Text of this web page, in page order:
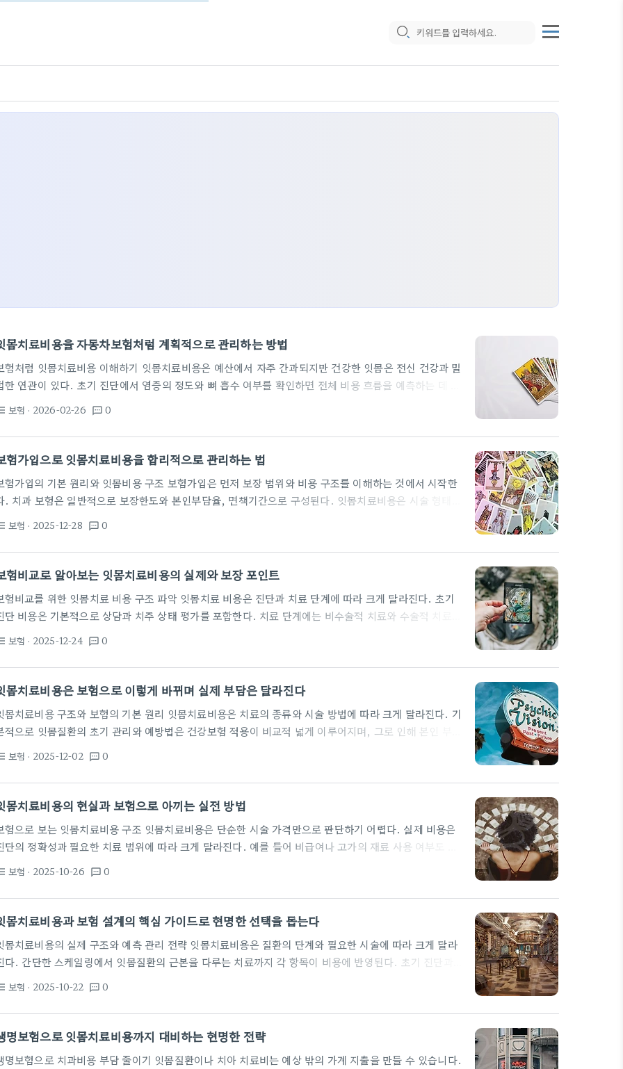
몸치료비용을 자동차보험처럼 계획적으로 관리하는 방법
험처럼 잇몸치료비용 이해하기 잇몸치료비용은 예산에서 자주 간과되지만 건강한 잇몸은 전신 건강과 밀
한 연관이 있다. 초기 진단에서 염증의 정도와 뼈 흡수 여부를 확인하면 전체 비용 흐름을 예측하는 데 도
자동차보험에서 보험료를 비교하듯 잇몸치료비용도 진료 항목별 보장 여부를 체크해야 한다. 면책기간이나
장 제외 항목은 실제 부담액을 크게 바꿀 수 있으므로 상담 시 명확한 견적을 받는 것이 중요하다. 또한 서
치과처럼 지역별 비용 차이가 존재하니 병원 선택 전 충분한…
보험 · 2026-02-26 textsms 0
험가입으로 잇몸치료비용을 합리적으로 관리하는 법
험가입의 기본 원리와 잇몸비용 구조 보험가입은 먼저 보장 범위와 비용 구조를 이해하는 것에서 시작한
. 치과 보험은 일반적으로 보장한도와 본인부담율, 면책기간으로 구성된다. 잇몸치료비용은 시술 형태에
시술까지 다양하다. 기본 치료와 수술적 치료의 비용 구조는 다르게 책정된다. 보험 적용 여부는 시술 종류
환자의 상태에 따라 달라지므로 사전 확인이 필요하다. 따라서 보험설계는 필요한 시술 가능성과 비용
감 효과를 동시에 고려해야 한다. 예산 계획을 세우고 진료비 영수증의 항목과 보장범위를 비교해 보아
보험 · 2025-12-28 textsms 0
험비교로 알아보는 잇몸치료비용의 실제와 보장 포인트
험비교를 위한 잇몸치료 비용 구조 파악 잇몸치료 비용은 진단과 치료 단계에 따라 크게 달라진다. 초기
단 비용은 기본적으로 상담과 치주 상태 평가를 포함한다. 치료 단계에는 비수술적 치료와 수술적 치료가
제공하므로 실제 본인 부담은 계획에 따라 크게 달라진다. 보험비교를 할 때는 치과보험금액의 차이를 확인
는 것이 중요하다. 일부 플랜은 스케일링과 루트 플래닝 같은 기본 치료를 보장하고, 잇몸 재생술은 제외
거나 한도가 낮을 수 있다. 또한 보험마다 연간 한도,…
보험 · 2025-12-24 textsms 0
몸치료비용은 보험으로 이렇게 바뀌며 실제 부담은 달라진다
몸치료비용 구조와 보험의 기본 원리 잇몸치료비용은 치료의 종류와 시술 방법에 따라 크게 달라진다. 기
적으로 잇몸질환의 초기 관리와 예방법은 건강보험 적용이 비교적 넓게 이루어지며, 그로 인해 본인 부담
나 기본적인 치주치료 등은 보험 적용으로 본인 부담이 상당히 낮아질 수 있다. 보험이 적용되는 범위는 시
유형과 건강보험의 보장 항목에 따라 달라지며, 시술마다 본인 부담률이 다를 수 있다. 또한 일부 고난이
시술은 초기 진료에서 비급여 항목이 포함될 수 있어 총…
보험 · 2025-12-02 textsms 0
몸치료비용의 현실과 보험으로 아끼는 실전 방법
험으로 보는 잇몸치료비용 구조 잇몸치료비용은 단순한 시술 가격만으로 판단하기 어렵다. 실제 비용은
단의 정확성과 필요한 치료 범위에 따라 크게 달라진다. 예를 들어 비급여나 고가의 재료 사용 여부도 최
하면 잇몸 염증이 악화되는 것을 막아 더 큰 비용을 피할 수 있다. 진단이 정확할수록 필요 없는 시술은 줄이
실제로 필요한 보존치료를 우선한다. 정확한 위치 계획과 골 상태를 고려한 치료는 임플란트 같은 대형
철 비용으로의 확산을 억제한다.…
보험 · 2025-10-26 textsms 0
몸치료비용과 보험 설계의 핵심 가이드로 현명한 선택을 돕는다
몸치료비용의 실제 구조와 예측 관리 전략 잇몸치료비용은 질환의 단계와 필요한 시술에 따라 크게 달라
다. 간단한 스케일링에서 잇몸질환의 근본을 다루는 치료까지 각 항목이 비용에 반영된다. 초기 진단과
가 비용을 줄여준다. 잇몸질환이 악화되면 더 복잡한 시술이 필요해져 비용이 상승할 수 있다. 따라서 치료
상담에서 항목별 비용 구조를 확인하고, 보험 적용 여부를 미리 점검하는 것이 바람직하다. 치아보험으
잇몸치료비용 보장 다루기 치아보험은 잇몸치료 관련 비용의 일부를 보장하지만, 보장…
보험 · 2025-10-22 textsms 0
명보험으로 잇몸치료비용까지 대비하는 현명한 전략
명보험으로 치과비용 부담 줄이기 잇몸질환이나 치아 치료비는 예상 밖의 가계 지출을 만들 수 있습니다.